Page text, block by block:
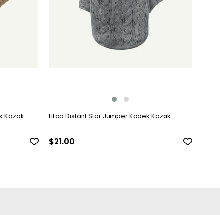
Kazak Lil.co Distant Star Jumper Köpek Kazak
$21.00